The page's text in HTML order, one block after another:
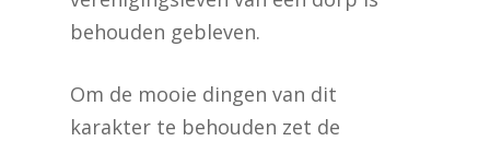
behouden gebleven.
Om de mooie dingen van dit
karakter te behouden zet de